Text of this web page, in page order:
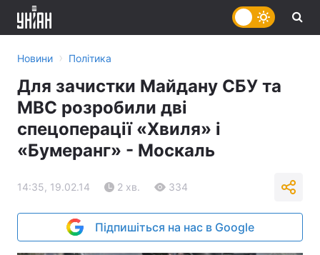
Новини › Політика
Для зачистки Майдану СБУ та
МВС розробили дві
спецоперації «Хвиля» і
«Бумеранг» - Москаль
14:35, 19.02.14 2 хв. 334
Підпишіться на нас в Google